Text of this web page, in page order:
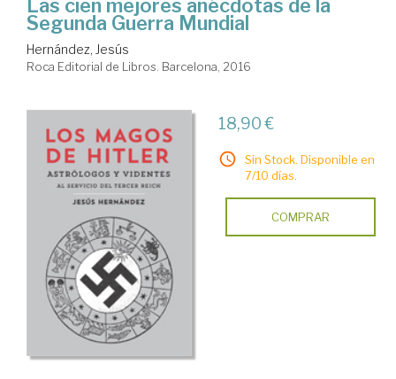
Las cien mejores anécdotas de la
Segunda Guerra Mundial
Hernández, Jesús
Roca Editorial de Libros. Barcelona, 2016
18,90 €
Sin Stock. Disponible en
7/10 días.
COMPRAR